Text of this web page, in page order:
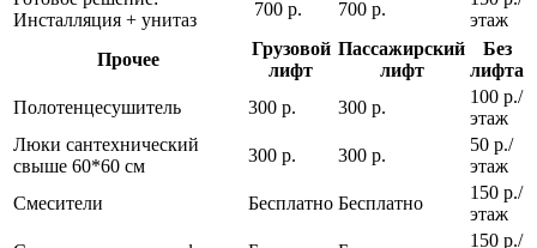
Инсталляция + унитаз
700 р. 700 р.
этаж
Прочее
Грузовой
лифт
Пассажирский
лифт
Без
лифта
Полотенцесушитель
300 р. 300 р.
100 р./
этаж
Люки сантехнический
свыше 60*60 см
300 р. 300 р.
50 р./
этаж
Смесители
Бесплатно Бесплатно
150 р./
этаж
150 р./